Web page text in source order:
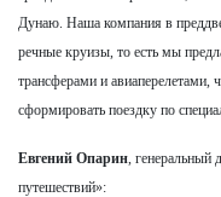
Дунаю. Наша компания в
речные круизы, то есть мы
трансферами и авиаперелетами,
сформировать поездку по
Евгений Опарин ,
путешествий»: